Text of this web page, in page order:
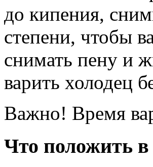
до кипения,
степени, чтобы
снимать пену и
варить холодец
Важно! Время
Что положить в